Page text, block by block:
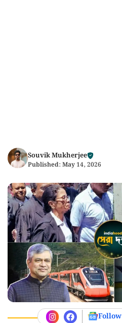
Souvik Mukherjee
Published: May 14, 2026
Follow